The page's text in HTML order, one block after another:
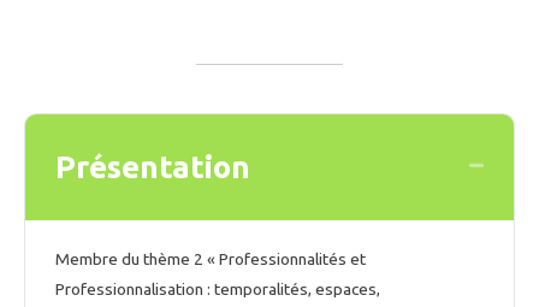
Présentation
Membre du thème 2 « Professionnalités et
Professionnalisation : temporalités, espaces,